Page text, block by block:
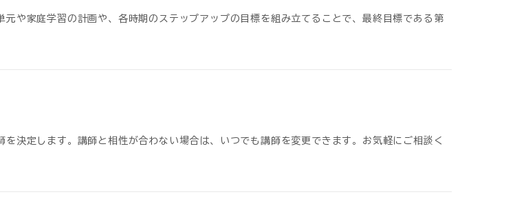
や家庭学習の計画や、各時期のステップアップの目標を組み立てることで、最終目標である第
決定します。講師と相性が合わない場合は、いつでも講師を変更できます。お気軽にご相談く